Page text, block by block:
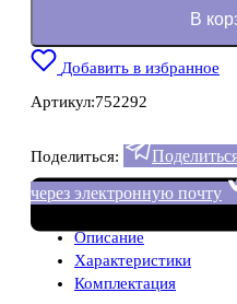
В
Добавить в избранное
Артикул:752292
Поделиться:
через электронную почту
Описание
Характеристики
Комплектация